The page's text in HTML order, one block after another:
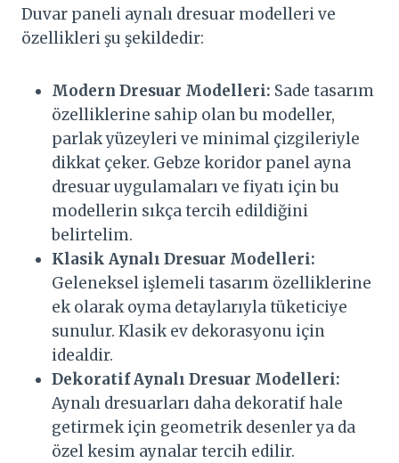
Duvar paneli aynalı dresuar modelleri ve
özellikleri şu şekildedir:
Modern Dresuar Modelleri: Sade tasarım
özelliklerine sahip olan bu modeller,
parlak yüzeyleri ve minimal çizgileriyle
dikkat çeker. Gebze koridor panel ayna
dresuar uygulamaları ve fiyatı için bu
modellerin sıkça tercih edildiğini
belirtelim.
Klasik Aynalı Dresuar Modelleri:
Geleneksel işlemeli tasarım özelliklerine
ek olarak oyma detaylarıyla tüketiciye
sunulur. Klasik ev dekorasyonu için
idealdir.
Dekoratif Aynalı Dresuar Modelleri:
Aynalı dresuarları daha dekoratif hale
getirmek için geometrik desenler ya da
özel kesim aynalar tercih edilir.